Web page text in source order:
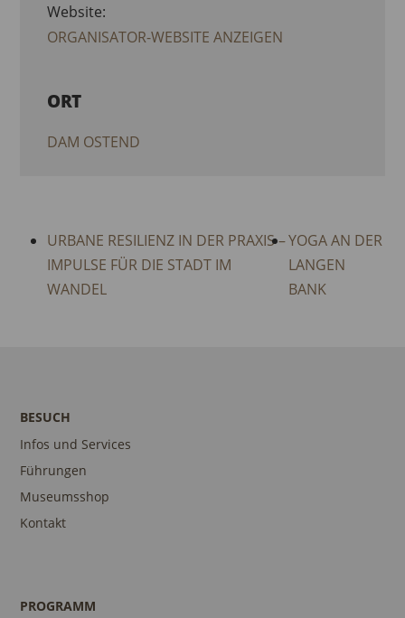
ORT
DAM OSTEND
Website:
ORGANISATOR-WEBSITE ANZEIGEN
URBANE RESILIENZ IN DER PRAXIS –
IMPULSE FÜR DIE STADT IM
WANDEL
YOGA AN DER
LANGEN
BANK
BESUCH
Infos und Services
Führungen
Museumsshop
Kontakt
PROGRAMM